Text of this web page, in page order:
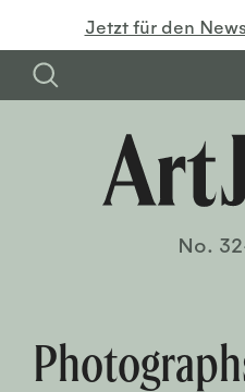
Jetzt für den
No.